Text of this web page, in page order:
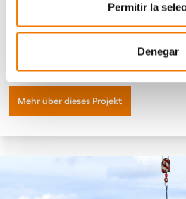
Permitir la
Denegar
werden und dass Ihr Team sicher arbeiten
Baustelle mitarbeiten oder ein Projekt
.
Mehr über dieses Projekt